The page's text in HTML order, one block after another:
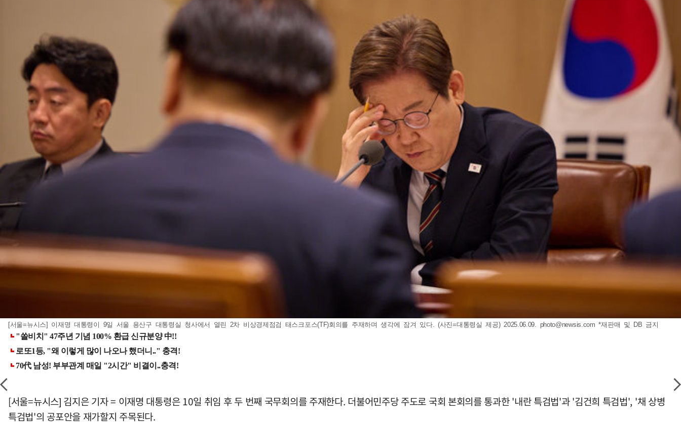
[서울=뉴시스] 이재명 대통령이 9일 서울 용산구 대통령실 청사에서 열린 2차 비상경제점검 태스크포스(TF)회의를 주재하며 생각에 잠겨 있다. (사진=대통령실 제공) 2025.06.09. photo@newsis.com *재판매 및 DB 금지
[서울=뉴시스] 김지은 기자 = 이재명 대통령은 10일 취임 후 두 번째 국무회의를 주재한다. 더불어민주당 주도로 국회 본회의를 통과한 '내란 특검법'과 '김건희 특검법', '채 상병
특검법'의 공포안을 재가할지 주목된다.